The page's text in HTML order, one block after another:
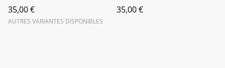
35,00 €
AUTRES VARIANTES DISPONIBLES
35,00 €